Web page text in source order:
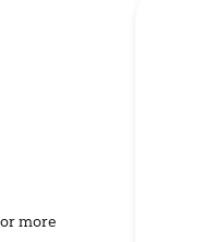
more